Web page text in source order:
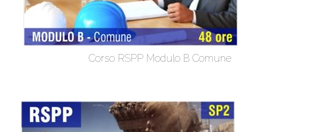
Corso RSPP Modulo B Comune